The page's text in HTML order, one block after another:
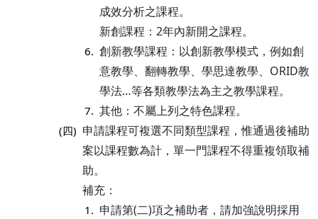
成效分析之課程。
新創課程：2年內新開之課程。
6. 創新教學課程：以創新教學模式，例如創
意教學、翻轉教學、學思達教學、ORID教
學法…等各類教學法為主之教學課程。
7. 其他：不屬上列之特色課程。
(四) 申請課程可複選不同類型課程，惟通過後補助
案以課程數為計，單一門課程不得重複領取補
助。
補充：
1. 申請第(二)項之補助者，請加強說明採用